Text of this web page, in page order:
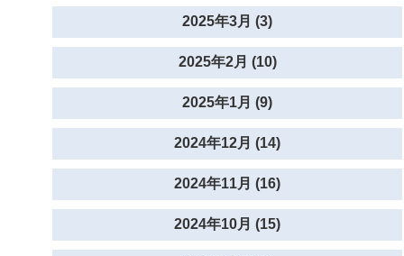
2025年3月 (3)
2025年2月 (10)
2025年1月 (9)
2024年12月 (14)
2024年11月 (16)
2024年10月 (15)